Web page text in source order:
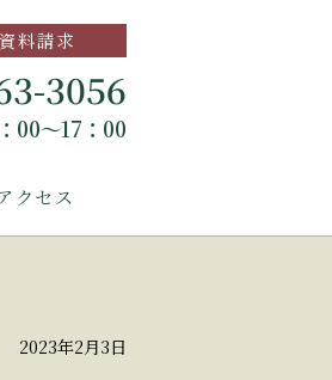
資料請求
3056
00～17：00
クセス
2023年2月3日